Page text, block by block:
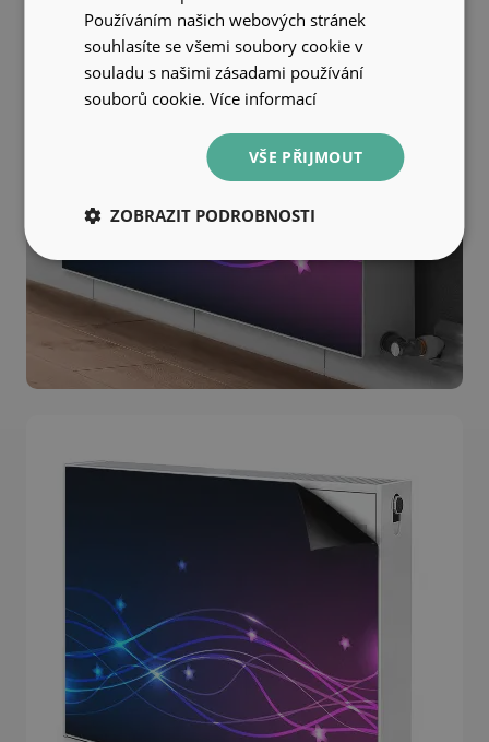
Používáním našich webových stránek
souhlasíte se všemi soubory cookie v
souladu s našimi zásadami používání
souborů cookie.Více informací
VŠE PŘIJMOUT
ZOBRAZIT PODROBNOSTI